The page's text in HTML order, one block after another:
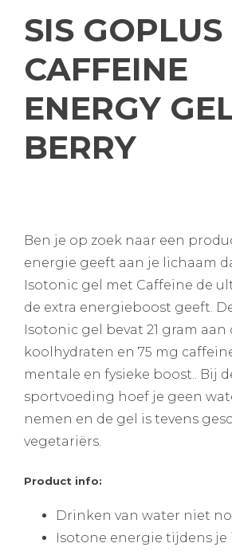
SIS GOPLUS
CAFFEINE
ENERGY
BERRY
Ben je op zoek naar een
energie geeft aan je lichaam
Isotonic gel met Caffeine de
de extra energieboost geeft.
Isotonic gel bevat 21 gram aan
koolhydraten en 75 mg
mentale en fysieke boost.. Bij
sportvoeding hoef je geen
nemen en de gel is tevens
vegetariërs.
Product info:
Drinken van water niet
Isotone energie tijdens